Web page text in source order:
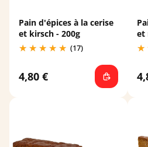
Pain d'épices à la cerise
et kirsch - 200g
(17)
4,80 €
et